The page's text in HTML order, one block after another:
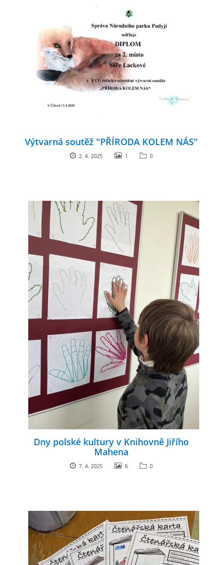
Výtvarná soutěž "PŘÍRODA KOLEM NÁS"
2. 4. 2025 1 0
Dny polské kultury v Knihovně Jiřího
Mahena
7. 4. 2025 6 0